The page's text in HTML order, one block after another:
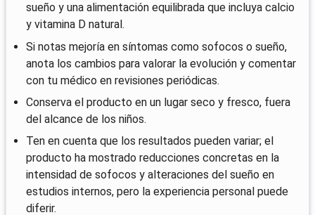
sueño y una alimentación equilibrada que incluya calcio
y vitamina D natural.
Si notas mejoría en síntomas como sofocos o sueño,
anota los cambios para valorar la evolución y comentar
con tu médico en revisiones periódicas.
Conserva el producto en un lugar seco y fresco, fuera
del alcance de los niños.
Ten en cuenta que los resultados pueden variar; el
producto ha mostrado reducciones concretas en la
intensidad de sofocos y alteraciones del sueño en
estudios internos, pero la experiencia personal puede
diferir.